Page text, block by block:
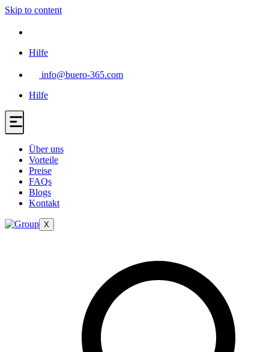
Skip to content
Hilfe
info@buero-365.com
Hilfe
Über uns
Vorteile
Preise
FAQs
Blogs
Kontakt
X